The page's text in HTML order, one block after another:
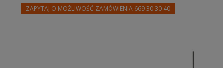
ZAPYTAJ O MOŻLIWOŚĆ ZAMÓWIENIA 669 30 30 40